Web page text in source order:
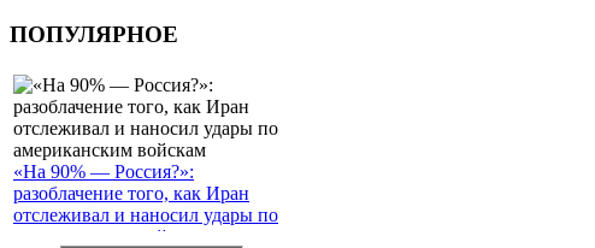
ПОПУЛЯРНОЕ
«На 90% — Россия?»:
разоблачение того, как Иран
отслеживал и наносил удары по
американским войскам